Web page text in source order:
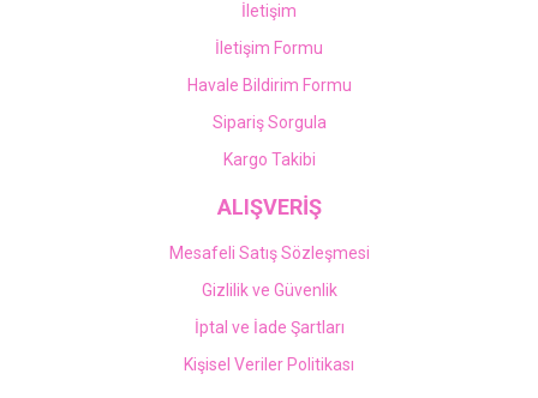
İletişim
İletişim Formu
Havale Bildirim Formu
Sipariş Sorgula
Kargo Takibi
ALIŞVERİŞ
Mesafeli Satış Sözleşmesi
Gizlilik ve Güvenlik
İptal ve İade Şartları
Kişisel Veriler Politikası